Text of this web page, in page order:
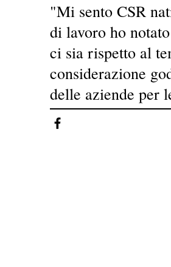
"Mi sento CSR
di lavoro ho
ci sia rispetto al
considerazione
delle aziende per